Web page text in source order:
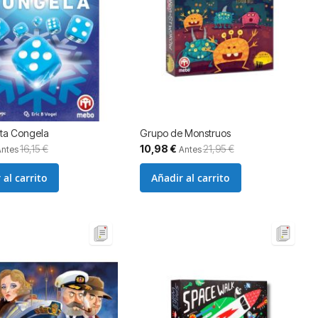
Congela
16,15 €
al carrito
Grupo de Monstruos
Precio
especial
10,98 € Antes21,95 €
Añadir al carrito